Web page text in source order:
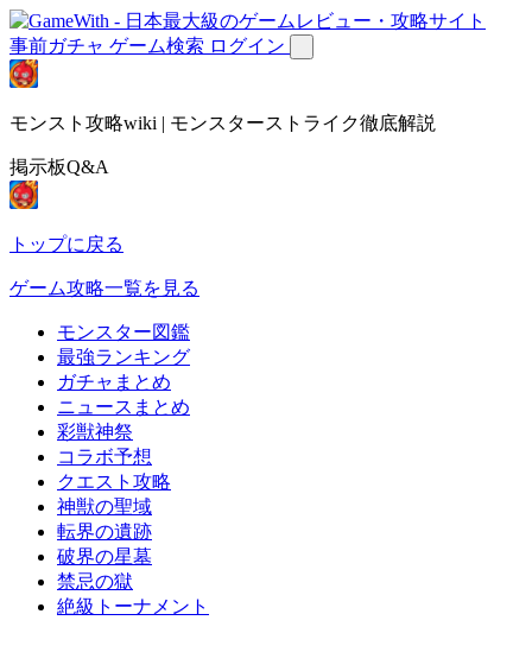
事前ガチャ ゲーム検索 ログイン
モンスト攻略wiki | モンスターストライク徹底解説
掲示板Q&A
トップに戻る
ゲーム攻略一覧を見る
モンスター図鑑
最強ランキング
ガチャまとめ
ニュースまとめ
彩獣神祭
コラボ予想
クエスト攻略
神獣の聖域
転界の遺跡
破界の星墓
禁忌の獄
絶級トーナメント